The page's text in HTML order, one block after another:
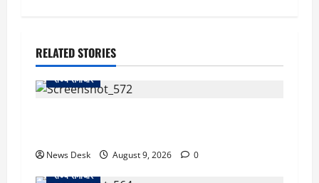
RELATED STORIES
राज्य समाचार
News Desk August 9, 2026
0
राज्य समाचार